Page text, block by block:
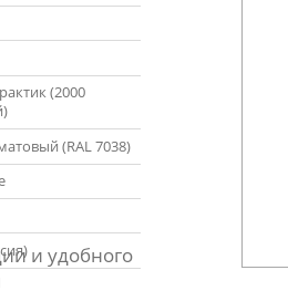
(2000
(RAL 7038)
и удобного